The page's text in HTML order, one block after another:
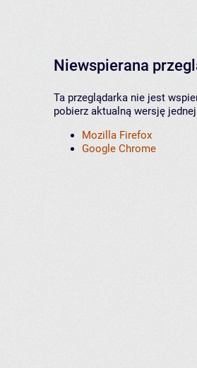
Niewspierana
Ta przeglądarka nie jest
pobierz aktualną wersję
Mozilla Firefox
Google Chrome